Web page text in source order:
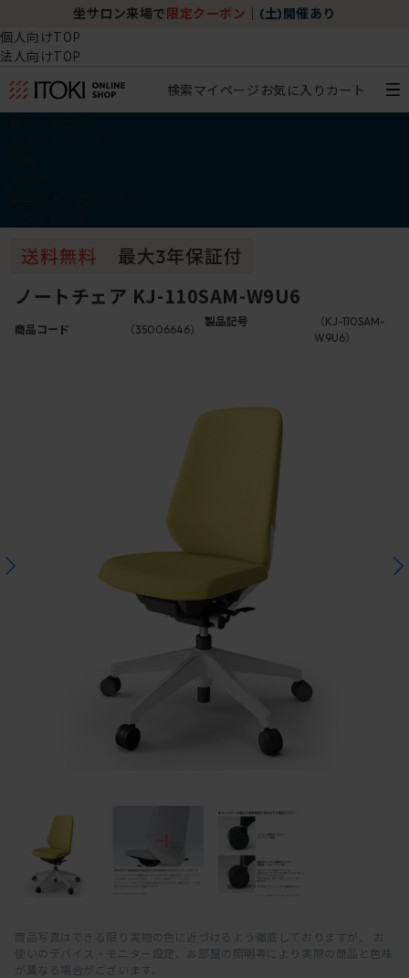
坐サロン来場で 限定クーポン (土)開催あり
個人向けTOP
法人向けTOP
検索マイページ お気に入り カート
ノートチェア KJ-110SAM-W9U6
商品コード （35006646）
製品記号
（KJ-110SAM-
W9U6）
商品写真はできる限り実物の色に近づけるよう徹底しておりますが、 お
使いのデバイス・モニター設定、お部屋の照明等により実際の商品と色味
が異なる場合がございます。